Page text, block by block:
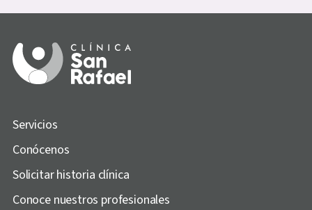
Servicios
Conócenos
Solicitar historia clínica
Conoce nuestros profesionales